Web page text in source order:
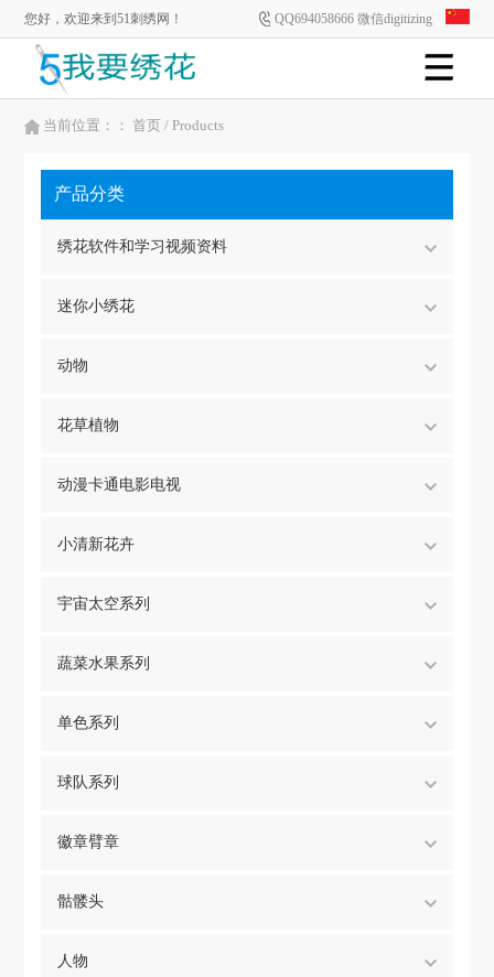
您好，欢迎来到51刺绣网！ QQ694058666 微信digitizing
当前位置：：首页 / Products
产品分类
绣花软件和学习视频资料
迷你小绣花
动物
花草植物
动漫卡通电影电视
小清新花卉
宇宙太空系列
蔬菜水果系列
单色系列
球队系列
徽章臂章
骷髅头
人物